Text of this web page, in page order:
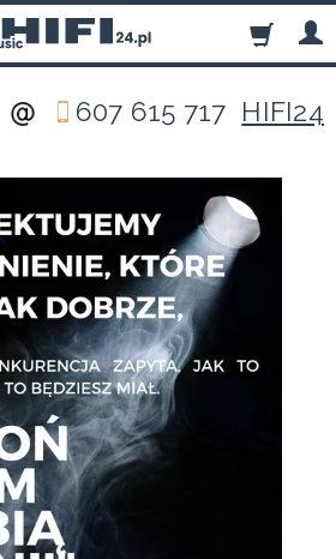
607 615 717 HIFI24